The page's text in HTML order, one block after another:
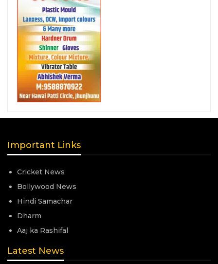
Important Links
Cricket News
Bollywood News
Hindi Samachar
Dharm
Aaj ka Rashifal
Latest News